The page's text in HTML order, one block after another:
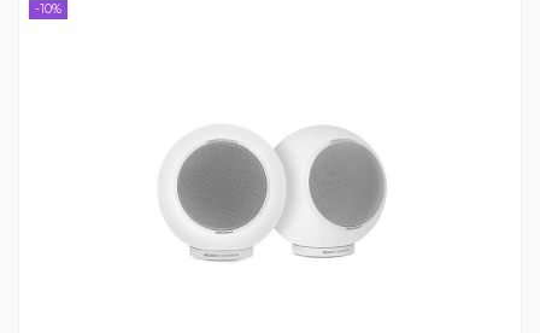
-10%